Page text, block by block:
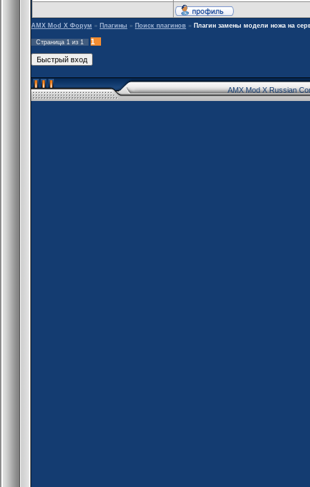
AMX Mod X Форум » Плагины » Поиск плагинов » Плагин замены модели ножа на
Страница 1 из 1 1
AMX Mod X Russian